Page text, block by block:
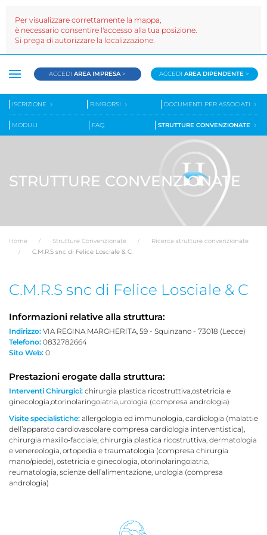
ACCEDIAREA IMPRESA > ACCEDIAREA DIPENDENTE >
ISCRIZIONE RIMBORSI DOCUMENTI PER ASSOCIATI
MODULI FAQ STRUTTURE CONVENZIONATE
STRUTTURE CONVENZIONATE
Home Strutture Convenzionate
Ricerca strutture convenzionate
C.M.R.S snc di Felice Losciale & C
C.M.R.S snc di Felice Losciale & C
Informazioni relative alla struttura:
Indirizzo: VIA REGINA MARGHERITA, 59 - Squinzano - 73018 (Lecce)
Telefono: 0832782664
Sito Web: 0
Prestazioni erogate dalla struttura:
Interventi Chirurgici: chirurgia plastica ricostruttiva,ostetricia e
ginecologia,otorinolaringoiatria,urologia (compresa andrologia)
Visite specialistiche: allergologia ed immunologia, cardiologia (malattie
dell’apparato cardiovascolare compresa cardiologia interventistica),
chirurgia maxillo‐facciale, chirurgia plastica ricostruttiva, dermatologia
e venereologia, ortopedia e traumatologia (compresa chirurgia
mano/piede), ostetricia e ginecologia, otorinolaringoiatria,
reumatologia, scienze dell’alimentazione, urologia (compresa
andrologia)
Per visualizzare correttamente la mappa,
è necessario consentire l'accesso alla tua posizione.
Si prega di autorizzare la localizzazione.